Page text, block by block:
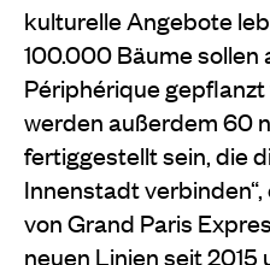
kulturelle Angebote
100.000 Bäume sollen
Périphérique
werden außerdem 60
fertiggestellt sein, die
Innenstadt
von Grand Paris
neuen Linien seit